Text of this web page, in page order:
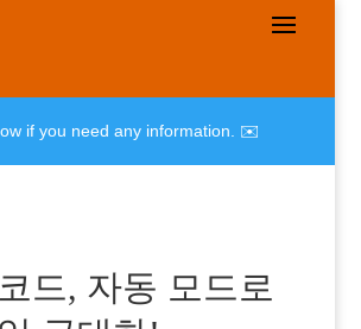
if you need any information. ✉️
드, 자동 모드로